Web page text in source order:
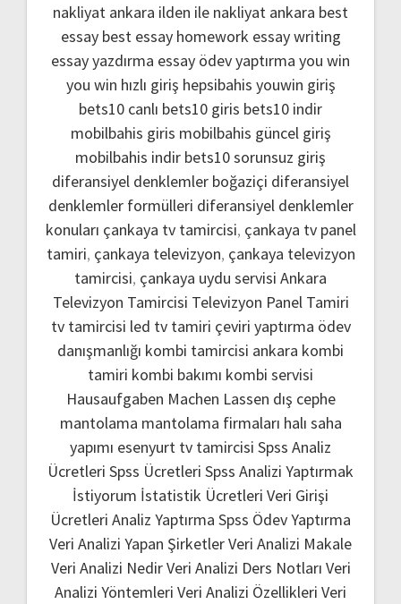
nakliyat ankara ilden ile nakliyat ankara best
essay best essay homework essay writing
essay yazdırma essay ödev yaptırma you win
you win hızlı giriş hepsibahis youwin giriş
bets10 canlı bets10 giris bets10 indir
mobilbahis giris mobilbahis güncel giriş
mobilbahis indir bets10 sorunsuz giriş
diferansiyel denklemler boğaziçi diferansiyel
denklemler formülleri diferansiyel denklemler
konuları çankaya tv tamircisi, çankaya tv panel
tamiri, çankaya televizyon, çankaya televizyon
tamircisi, çankaya uydu servisi Ankara
Televizyon Tamircisi Televizyon Panel Tamiri
tv tamircisi led tv tamiri çeviri yaptırma ödev
danışmanlığı kombi tamircisi ankara kombi
tamiri kombi bakımı kombi servisi
Hausaufgaben Machen Lassen dış cephe
mantolama mantolama firmaları halı saha
yapımı esenyurt tv tamircisi Spss Analiz
Ücretleri Spss Ücretleri Spss Analizi Yaptırmak
İstiyorum İstatistik Ücretleri Veri Girişi
Ücretleri Analiz Yaptırma Spss Ödev Yaptırma
Veri Analizi Yapan ŞirketlerVeri Analizi Makale
Veri Analizi NedirVeri Analizi Ders Notları Veri
Analizi Yöntemleri Veri Analizi Özellikleri Veri